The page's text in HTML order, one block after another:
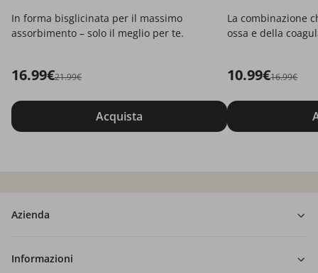
In forma bisglicinata per il massimo
assorbimento – solo il meglio per te.
16.99€21.99€
Acquista
La combinazione
ossa e della
10.99€16.99€
Azienda
Informazioni